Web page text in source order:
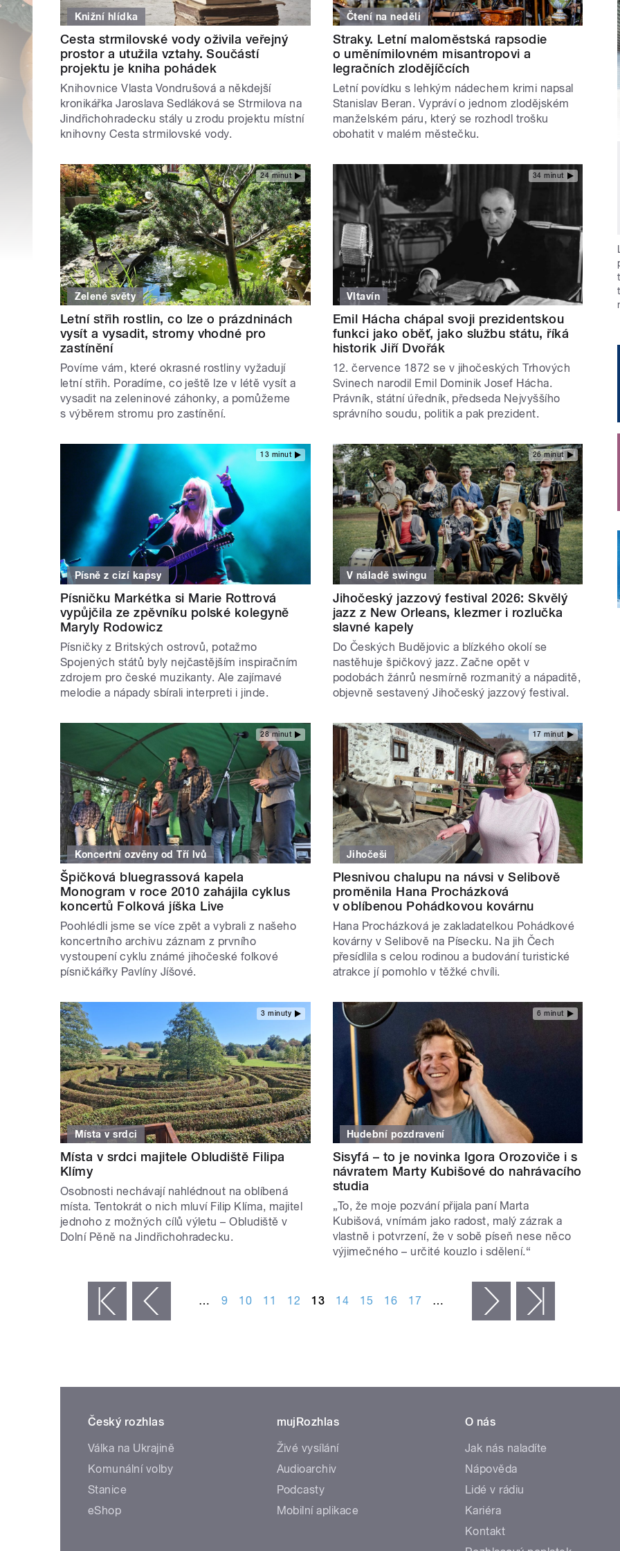
Knižní hlídka
Cesta strmilovské vody oživila veřejný
prostor a utužila vztahy. Součástí
projektu je kniha pohádek
Knihovnice Vlasta Vondrušová a někdejší
kronikářka Jaroslava Sedláková se Strmilova na
Jindřichohradecku stály u zrodu projektu místní
knihovny Cesta strmilovské vody.
Čtení na neděli
Straky. Letní maloměstská rapsodie
o uměnímilovném misantropovi a
legračních zlodějíčcích
Letní povídku s lehkým nádechem krimi napsal
Stanislav Beran. Vypráví o jednom zlodějském
manželském páru, který se rozhodl trošku
obohatit v malém městečku.
24 minut
Zelené světy
Letní střih rostlin, co lze o prázdninách
vysít a vysadit, stromy vhodné pro
zastínění
Povíme vám, které okrasné rostliny vyžadují
letní střih. Poradíme, co ještě lze v létě vysít a
vysadit na zeleninové záhonky, a pomůžeme
s výběrem stromu pro zastínění.
34 minut
Vltavín
Emil Hácha chápal svoji prezidentskou
funkci jako oběť, jako službu státu, říká
historik Jiří Dvořák
12. července 1872 se v jihočeských Trhových
Svinech narodil Emil Dominik Josef Hácha.
Právník, státní úředník, předseda Nejvyššího
správního soudu, politik a pak prezident.
13 minut
Písně z cizí kapsy
Písničku Markétka si Marie Rottrová
vypůjčila ze zpěvníku polské kolegyně
Maryly Rodowicz
Písničky z Britských ostrovů, potažmo
Spojených států byly nejčastějším inspiračním
zdrojem pro české muzikanty. Ale zajímavé
melodie a nápady sbírali interpreti i jinde.
26 minut
V náladě swingu
Jihočeský jazzový festival 2026: Skvělý
jazz z New Orleans, klezmer i rozlučka
slavné kapely
Do Českých Budějovic a blízkého okolí se
nastěhuje špičkový jazz. Začne opět v
podobách žánrů nesmírně rozmanitý a nápaditě,
objevně sestavený Jihočeský jazzový festival.
28 minut
Koncertní ozvěny od Tří lvů
Špičková bluegrassová kapela
Monogram v roce 2010 zahájila cyklus
koncertů Folková jíška Live
Poohlédli jsme se více zpět a vybrali z našeho
koncertního archivu záznam z prvního
vystoupení cyklu známé jihočeské folkové
písničkářky Pavlíny Jíšové.
17 minut
Jihočeši
Plesnivou chalupu na návsi v Selibově
proměnila Hana Procházková
v oblíbenou Pohádkovou kovárnu
Hana Procházková je zakladatelkou Pohádkové
kovárny v Selibově na Písecku. Na jih Čech
přesídlila s celou rodinou a budování turistické
atrakce jí pomohlo v těžké chvíli.
3 minuty
Místa v srdci
Místa v srdci majitele Obludiště Filipa
Klímy
Osobnosti nechávají nahlédnout na oblíbená
místa. Tentokrát o nich mluví Filip Klíma, majitel
jednoho z možných cílů výletu – Obludiště v
Dolní Pěně na Jindřichohradecku.
6 minut
Hudební pozdravení
Sisyfá – to je novinka Igora Orozoviče i s
návratem Marty Kubišové do nahrávacího
studia
„To, že moje pozvání přijala paní Marta
Kubišová, vnímám jako radost, malý zázrak a
vlastně i potvrzení, že v sobě píseň nese něco
výjimečného – určité kouzlo i sdělení.“
‹ předchozí … 9 10 11 12 13 14 15 16 17 … následující ›
Český rozhlas
Válka na Ukrajině
Komunální volby
Stanice
eShop
mujRozhlas
Živé vysílání
Audioarchiv
Podcasty
Mobilní aplikace
O nás
Jak nás naladíte
Nápověda
Lidé v rádiu
Kariéra
Kontakt